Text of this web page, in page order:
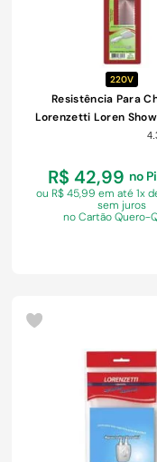
220V
Resistência Para
Lorenzetti Loren
R$ 42,99 no
ou R$ 45,99 ematé 1x
sem juros
no Cartão Quero-
COMPRAR